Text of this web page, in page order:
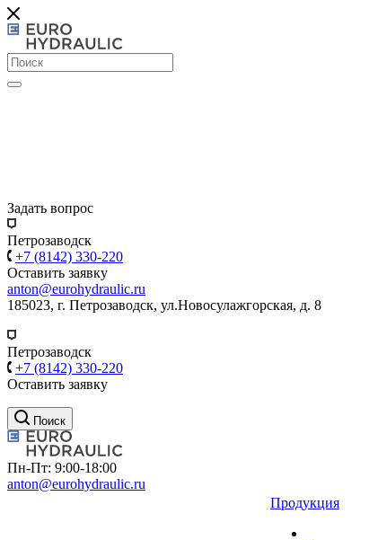
Задать вопрос
Петрозаводск
+7 (8142) 330-220
Оставить заявку
anton@eurohydraulic.ru
185023, г. Петрозаводск, ул.Новосулажгорская, д. 8
Петрозаводск
+7 (8142) 330-220
Оставить заявку
Поиск
Пн-Пт: 9:00-18:00
anton@eurohydraulic.ru
Продукция